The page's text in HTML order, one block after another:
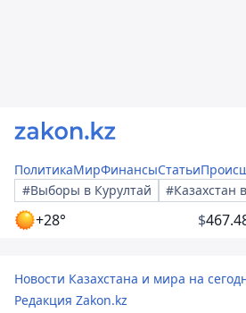
ПолитикаМирФинансыСтатьи
#Выборы в Курултай
#Казахстан
+28° $
Новости Казахстана и мира на
Редакция Zakon.kz